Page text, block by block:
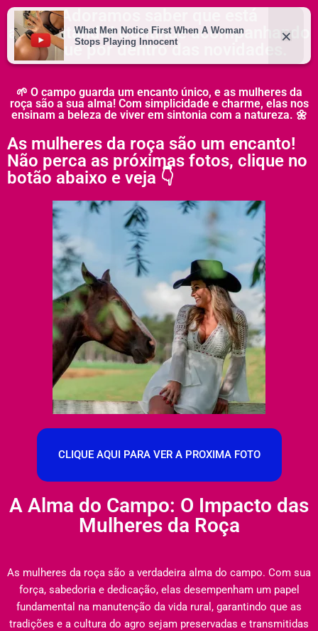
Adoramos saber que está
aproveitando! Continue acompanhando
e fique por dentro das novidades.
🌱 O campo guarda um encanto único, e as mulheres da
roça são a sua alma! Com simplicidade e charme, elas nos
ensinam a beleza de viver em sintonia com a natureza. 🌼
As mulheres da roça são um encanto!
Não perca as próximas fotos, clique no
botão abaixo e veja 👇
CLIQUE AQUI PARA VER A PROXIMA FOTO
A Alma do Campo: O Impacto das
Mulheres da Roça
As mulheres da roça são a verdadeira alma do campo. Com sua
força, sabedoria e dedicação, elas desempenham um papel
fundamental na manutenção da vida rural, garantindo que as
tradições e a cultura do agro sejam preservadas e transmitidas